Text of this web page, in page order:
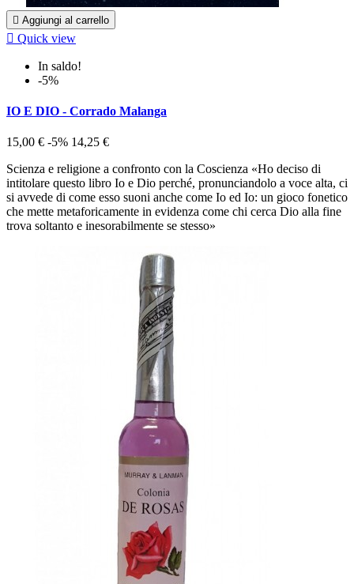
 Aggiungi al carrello
 Quick view
In saldo!
-5%
IO E DIO - Corrado Malanga
15,00 € -5% 14,25 €
Scienza e religione a confronto con la Coscienza «Ho deciso di
intitolare questo libro Io e Dio perché, pronunciandolo a voce alta, ci
si avvede di come esso suoni anche come Io ed Io: un gioco fonetico
che mette metaforicamente in evidenza come chi cerca Dio alla fine
trova soltanto e inesorabilmente se stesso»